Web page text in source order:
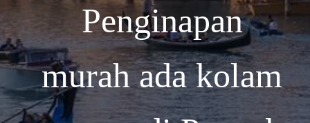
Penginapan
murah ada kolam